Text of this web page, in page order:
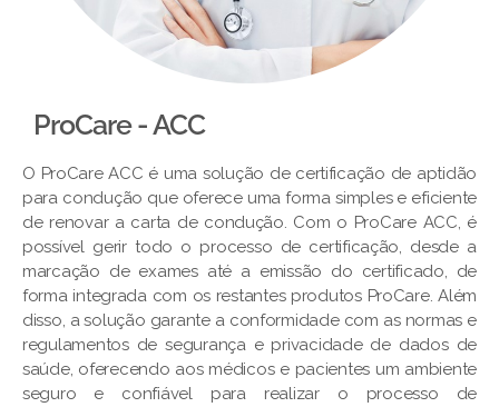
ProCare - ACC
O ProCare ACC é uma solução de certificação de aptidão
para condução que oferece uma forma simples e eficiente
de renovar a carta de condução. Com o ProCare ACC, é
possível gerir todo o processo de certificação, desde a
marcação de exames até a emissão do certificado, de
forma integrada com os restantes produtos ProCare. Além
disso, a solução garante a conformidade com as normas e
regulamentos de segurança e privacidade de dados de
saúde, oferecendo aos médicos e pacientes um ambiente
seguro e confiável para realizar o processo de